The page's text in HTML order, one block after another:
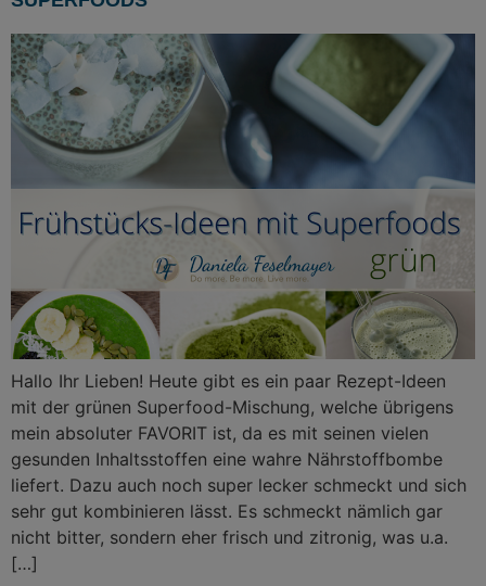
Hallo Ihr Lieben! Heute gibt es ein paar Rezept-Ideen
mit der grünen Superfood-Mischung, welche übrigens
mein absoluter FAVORIT ist, da es mit seinen vielen
gesunden Inhaltsstoffen eine wahre Nährstoffbombe
liefert. Dazu auch noch super lecker schmeckt und sich
sehr gut kombinieren lässt. Es schmeckt nämlich gar
nicht bitter, sondern eher frisch und zitronig, was u.a.
[…]